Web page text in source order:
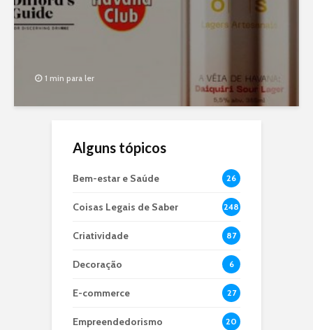
1 min para ler
Alguns tópicos
Bem-estar e Saúde 26
Coisas Legais de Saber 248
Criatividade 87
Decoração 6
E-commerce 27
Empreendedorismo 20